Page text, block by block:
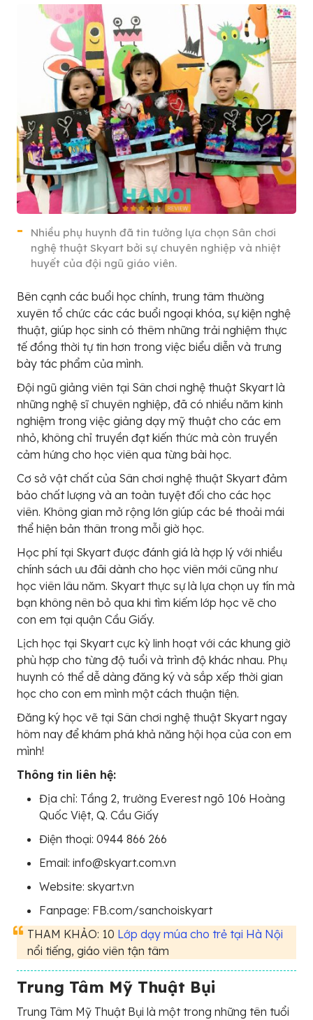
Nhiều phụ huynh đã tin tưởng lựa chọn Sân chơi
nghệ thuật Skyart bởi sự chuyên nghiệp và nhiệt
huyết của đội ngũ giáo viên.
Bên cạnh các buổi học chính, trung tâm thường
xuyên tổ chức các các buổi ngoại khóa, sự kiện nghệ
thuật, giúp học sinh có thêm những trải nghiệm thực
tế đồng thời tự tin hơn trong việc biểu diễn và trưng
bày tác phẩm của mình.
Đội ngũ giảng viên tại Sân chơi nghệ thuật Skyart là
những nghệ sĩ chuyên nghiệp, đã có nhiều năm kinh
nghiệm trong việc giảng dạy mỹ thuật cho các em
nhỏ, không chỉ truyền đạt kiến thức mà còn truyền
cảm hứng cho học viên qua từng bài học.
Cơ sở vật chất của Sân chơi nghệ thuật Skyart đảm
bảo chất lượng và an toàn tuyệt đối cho các học
viên. Không gian mở rộng lớn giúp các bé thoải mái
thể hiện bản thân trong mỗi giờ học.
Học phí tại Skyart được đánh giá là hợp lý với nhiều
chính sách ưu đãi dành cho học viên mới cũng như
học viên lâu năm. Skyart thực sự là lựa chọn uy tín mà
bạn không nên bỏ qua khi tìm kiếm lớp học vẽ cho
con em tại quận Cầu Giấy.
Lịch học tại Skyart cực kỳ linh hoạt với các khung giờ
phù hợp cho từng độ tuổi và trình độ khác nhau. Phụ
huynh có thể dễ dàng đăng ký và sắp xếp thời gian
học cho con em mình một cách thuận tiện.
Đăng ký học vẽ tại Sân chơi nghệ thuật Skyart ngay
hôm nay để khám phá khả năng hội họa của con em
mình!
Thông tin liên hệ:
Địa chỉ: Tầng 2, trường Everest ngõ 106 Hoàng
Quốc Việt, Q. Cầu Giấy
Điện thoại: 0944 866 266
Email: info@skyart.com.vn
Website: skyart.vn
Fanpage: FB.com/sanchoiskyart
THAM KHẢO: 10 Lớp dạy múa cho trẻ tại Hà Nội
nổi tiếng, giáo viên tận tâm
Trung Tâm Mỹ Thuật Bụi
Trung Tâm Mỹ Thuật Bụi là một trong những tên tuổi